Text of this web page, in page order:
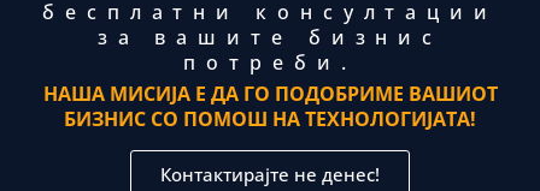
бесплатни консултации
за вашите бизнис
потреби.
НАША МИСИЈА Е ДА ГО ПОДОБРИМЕ ВАШИОТ
БИЗНИС СО ПОМОШ НА ТЕХНОЛОГИЈАТА!
Контактирајте не денес!